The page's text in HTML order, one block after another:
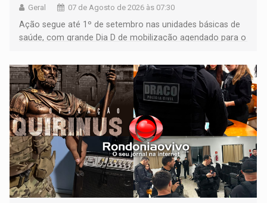
Geral 07 de Agosto de 2026 às 07:30
Ação segue até 1º de setembro nas unidades básicas de
saúde, com grande Dia D de mobilização agendado para o